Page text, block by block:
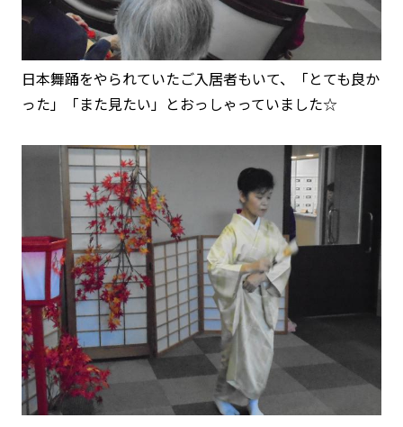
日本舞踊をやられていたご入居者もいて、「とても良か
った」「また見たい」とおっしゃっていました☆